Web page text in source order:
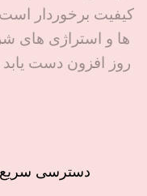
ایمنی و تأییدیه‌ها
⋅ ATEX، IECEx، cCSAus،
INMETRO، NEPSI و دیگر
کیفیت برخوردار
ها و استراژی های
روز افزون دست
دسترسی سریع